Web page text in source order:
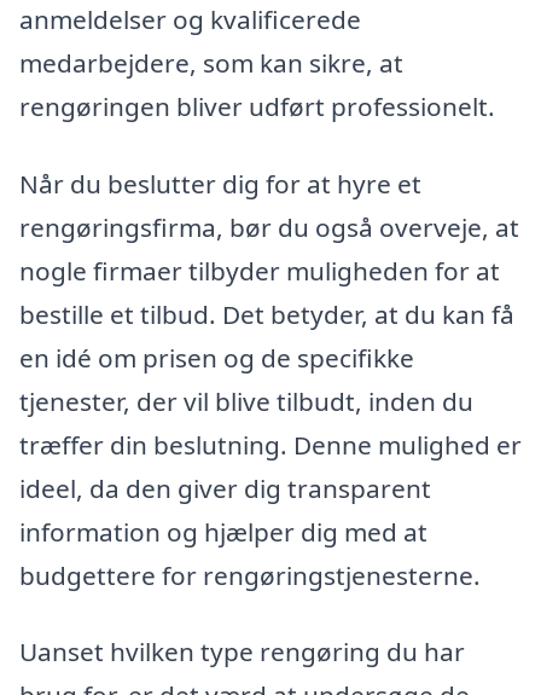
anmeldelser og kvalificerede
medarbejdere, som kan sikre, at
rengøringen bliver udført professionelt.
Når du beslutter dig for at hyre et
rengøringsfirma, bør du også overveje, at
nogle firmaer tilbyder muligheden for at
bestille et tilbud. Det betyder, at du kan få
en idé om prisen og de specifikke
tjenester, der vil blive tilbudt, inden du
træffer din beslutning. Denne mulighed er
ideel, da den giver dig transparent
information og hjælper dig med at
budgettere for rengøringstjenesterne.
Uanset hvilken type rengøring du har